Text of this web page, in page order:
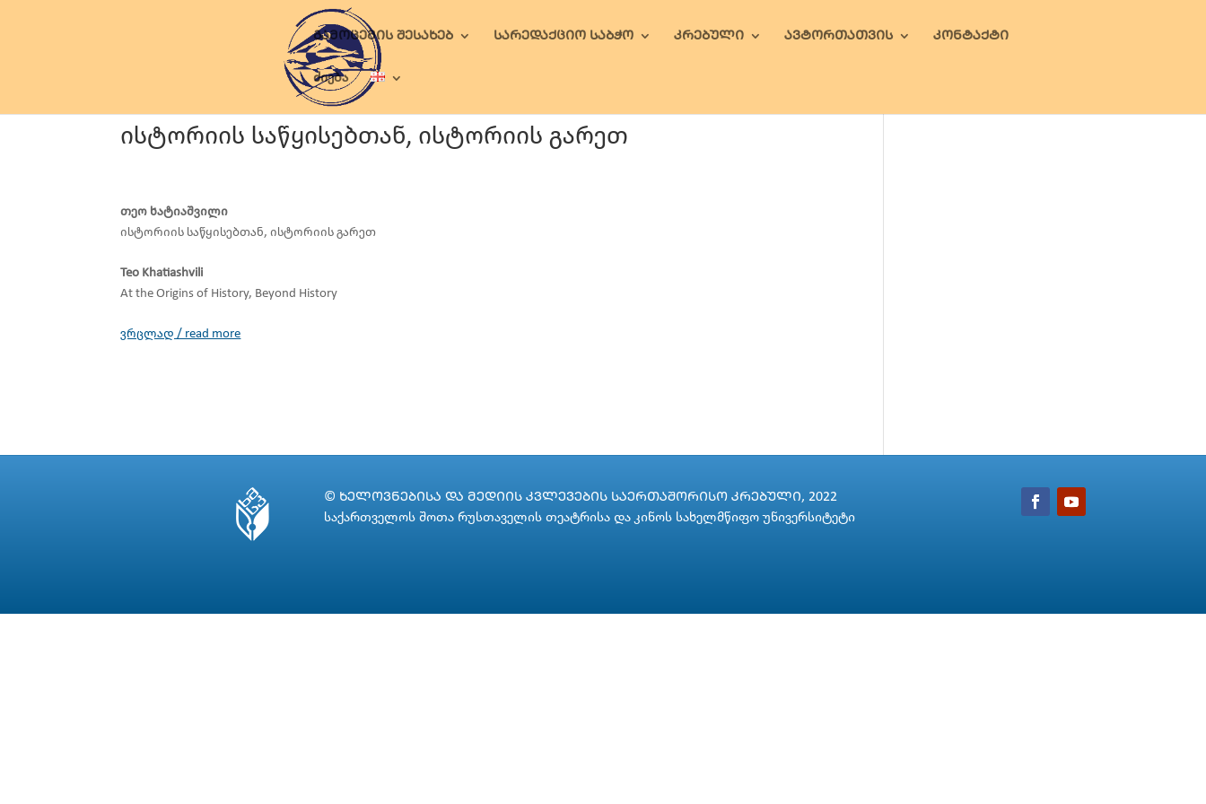
ᲒᲐᲛᲝᲪᲔᲛᲘᲡ ᲨᲔᲡᲐᲮᲔᲑ ᲡᲐᲠᲔᲓᲐᲥᲪᲘᲝ ᲡᲐᲑᲭᲝ ᲙᲠᲔᲑᲣᲚᲘ ᲐᲕᲢᲝᲠᲗᲐᲗᲕᲘᲡ ᲙᲝᲜᲢᲐᲥᲢᲘ
ძიება
ისტორიის საწყისებთან, ისტორიის გარეთ
თეო ხატიაშვილი
ისტორიის საწყისებთან, ისტორიის გარეთ
Teo Khatiashvili
At the Origins of History, Beyond History
ვრცლად / read more
© ᲮᲔᲚᲝᲕᲜᲔᲑᲘᲡᲐ ᲓᲐ ᲛᲔᲓᲘᲘᲡ ᲙᲕᲚᲔᲕᲔᲑᲘᲡ ᲡᲐᲔᲠᲗᲐᲨᲝᲠᲘᲡᲝ ᲙᲠᲔᲑᲣᲚᲘ, 2022
საქართველოს შოთა რუსთაველის თეატრისა და კინოს სახელმწიფო უნივერსიტეტი